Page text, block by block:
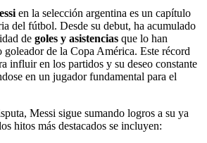
en la selección argentina es un capítulo
del fútbol. Desde su debut, ha acumulado
de goles y asistencias que lo han
de la Copa América. Este récord
influir en los partidos y su deseo constante
en un jugador fundamental para el
Messi sigue sumando logros a su ya
hitos más destacados se incluyen: